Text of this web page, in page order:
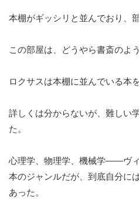
本棚がギッシリと並んでおり、
この部屋は、どうやら書斎のよう
ロクサスは本棚に並んでいる本
詳しくは分からないが、難しい
た。
心理学、物理学、機械学——ヴ
本のジャンルだが、到底自分に
あった。